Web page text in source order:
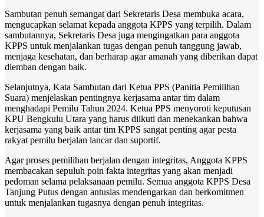
Sambutan penuh semangat dari Sekretaris Desa membuka acara,
mengucapkan selamat kepada anggota KPPS yang terpilih. Dalam
sambutannya, Sekretaris Desa juga mengingatkan para anggota
KPPS untuk menjalankan tugas dengan penuh tanggung jawab,
menjaga kesehatan, dan berharap agar amanah yang diberikan dapat
diemban dengan baik.
Selanjutnya, Kata Sambutan dari Ketua PPS (Panitia Pemilihan
Suara) menjelaskan pentingnya kerjasama antar tim dalam
menghadapi Pemilu Tahun 2024. Ketua PPS menyoroti keputusan
KPU Bengkulu Utara yang harus diikuti dan menekankan bahwa
kerjasama yang baik antar tim KPPS sangat penting agar pesta
rakyat pemilu berjalan lancar dan suportif.
Agar proses pemilihan berjalan dengan integritas, Anggota KPPS
membacakan sepuluh poin fakta integritas yang akan menjadi
pedoman selama pelaksanaan pemilu. Semua anggota KPPS Desa
Tanjung Putus dengan antusias mendengarkan dan berkomitmen
untuk menjalankan tugasnya dengan penuh integritas.